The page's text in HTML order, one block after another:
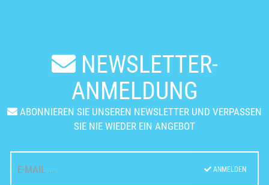
NEWSLETTER-
ANMELDUNG
ABONNIEREN SIE UNSEREN NEWSLETTER UND VERPASSEN
SIE NIE WIEDER EIN ANGEBOT
ANMELDEN